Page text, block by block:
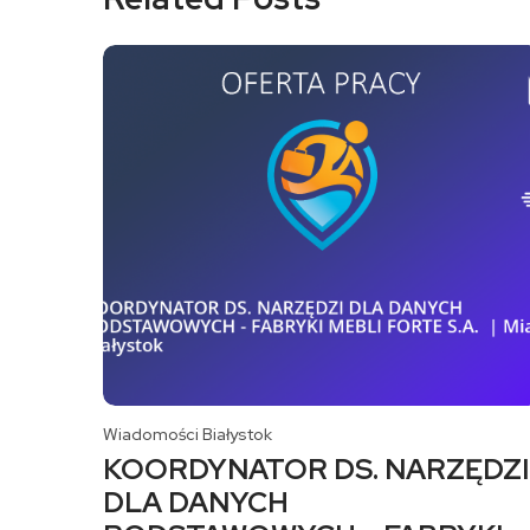
Wiadomości Białystok
KOORDYNATOR DS. NARZĘDZI
DLA DANYCH